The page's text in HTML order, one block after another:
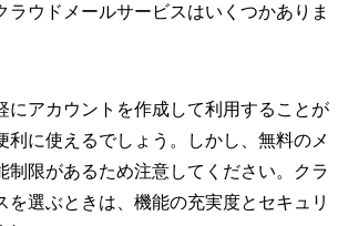
ラウドメールサービスはいくつかありま
にアカウントを作成して利用することが
利に使えるでしょう。しかし、無料のメ
制限があるため注意してください。クラ
を選ぶときは、機能の充実度とセキュリ